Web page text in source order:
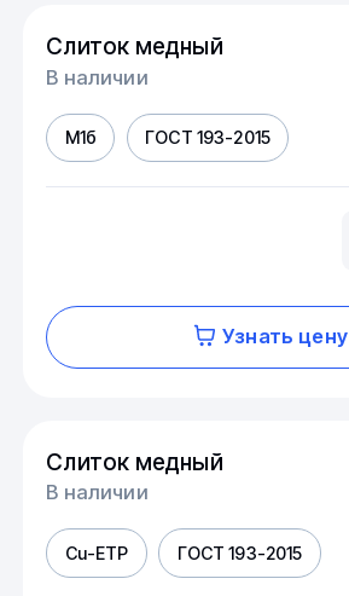
Слиток медный
В наличии
М1б ГОСТ 193-2015
Узнать цену
Слиток медный
В наличии
Cu-ETP ГОСТ 193-2015